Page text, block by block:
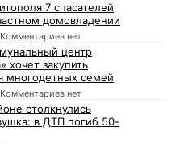
7 спасателей
домовладении
Комментариев нет
центр
хочет закупить
многодетных семей
Комментариев нет
столкнулись
в ДТП погиб 50-